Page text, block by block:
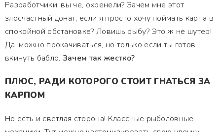
Разработчики, вы че, охренели? Зачем мне этот
злосчастный донат, если я просто хочу поймать карпа в
спокойной обстановке? Ловишь рыбу? Это ж не шутер!
Да, можно прокачиваться, но только если ты готов
вкинуть бабло. Зачем так жестко?
ПЛЮС, РАДИ КОТОРОГО СТОИТ ГНАТЬСЯ ЗА
КАРПОМ
Но есть и светлая сторона! Классные рыболовные